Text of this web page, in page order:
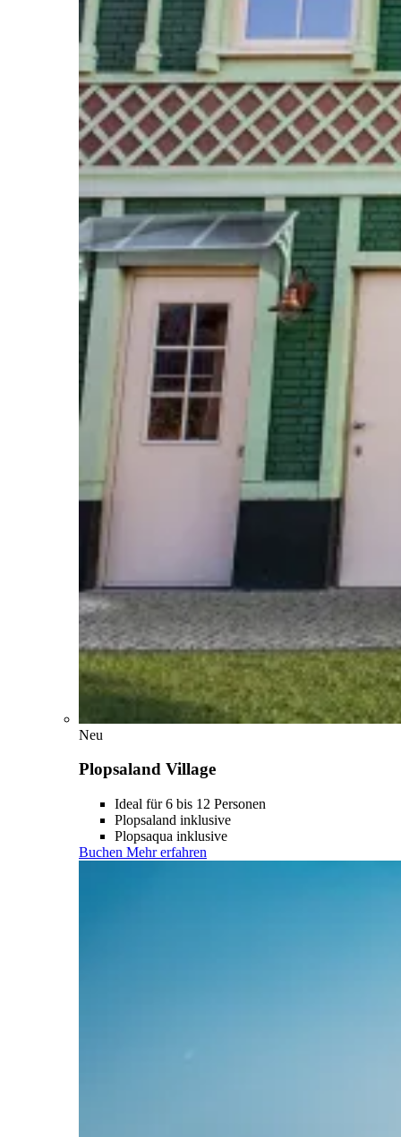
Neu
Plopsaland Village
Ideal für 6 bis 12 Personen
Plopsaland inklusive
Plopsaqua inklusive
Buchen Mehr erfahren